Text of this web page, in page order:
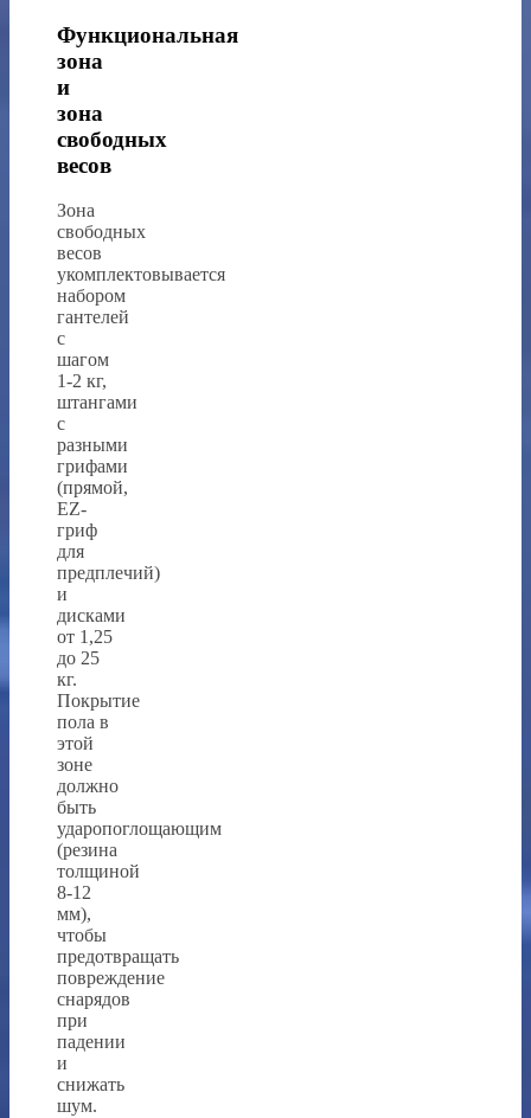
Функциональная
зона
и
зона
свободных
весов
Зона
свободных
весов
укомплектовывается
набором
гантелей
с
шагом
1-2 кг,
штангами
с
разными
грифами
(прямой,
EZ-
гриф
для
предплечий)
и
дисками
от 1,25
до 25
кг.
Покрытие
пола в
этой
зоне
должно
быть
ударопоглощающим
(резина
толщиной
8-12
мм),
чтобы
предотвращать
повреждение
снарядов
при
падении
и
снижать
шум.